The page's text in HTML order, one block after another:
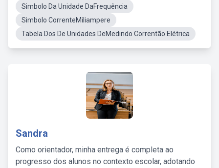
Simbolo Da Unidade DaFrequência
Simbolo CorrenteMiliampere
Tabela Dos De Unidades DeMedindo Correntão Elétrica
Sandra
Como orientador, minha entrega é completa ao
progresso dos alunos no contexto escolar, adotando